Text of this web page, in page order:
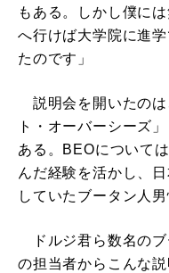
もある。しかし僕に
へ行けば大学院に進
たのです」
説明会を開いたのは
ト・オーバーシーズ
ある。BEOについて
んだ経験を活かし、
していたブータン人
ドルジ君ら数名のブ
の担当者からこんな説